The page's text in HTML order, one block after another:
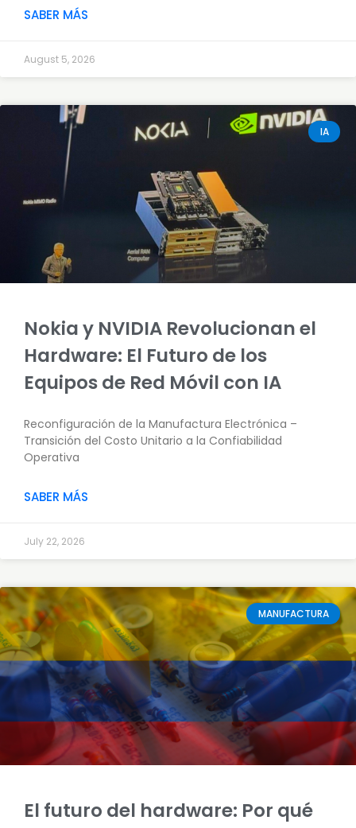
SABER MÁS
August 5, 2026
IA
Nokia y NVIDIA Revolucionan el
Hardware: El Futuro de los
Equipos de Red Móvil con IA
Reconfiguración de la Manufactura Electrónica –
Transición del Costo Unitario a la Confiabilidad
Operativa
SABER MÁS
July 22, 2026
MANUFACTURA
El futuro del hardware: Por qué